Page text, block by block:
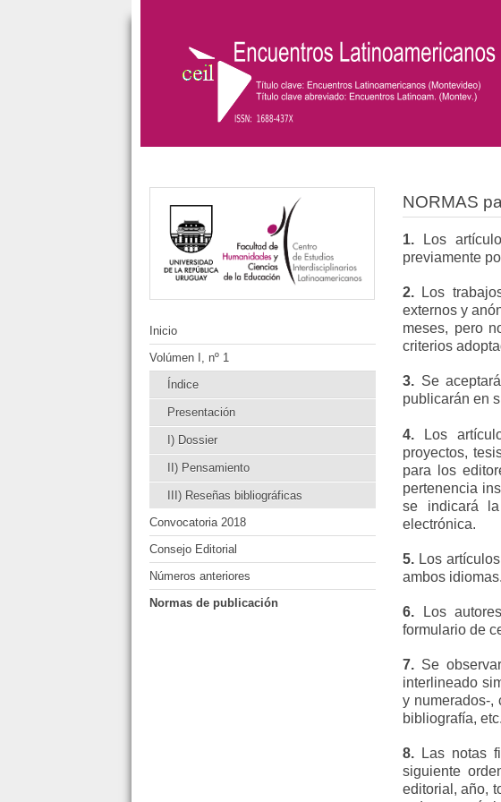
Inicio
Volúmen I, nº 1
Índice
Presentación
I) Dossier
II) Pensamiento
III) Reseñas bibliográficas
Convocatoria 2018
Consejo Editorial
Números anteriores
Normas de publicación
NORMAS
1.Los
previamente
2.Los
externos y
meses, pero
criterios
3.Se
publicarán en
4.Los
proyectos,
para los
pertenencia
se indicará
electrónica.
5.Los artículos
ambos idiomas.
6.Los
formulario de
7.Se
interlineado
y numerados-,
bibliografía, etc.
8.Las notas
siguiente
editorial, año,